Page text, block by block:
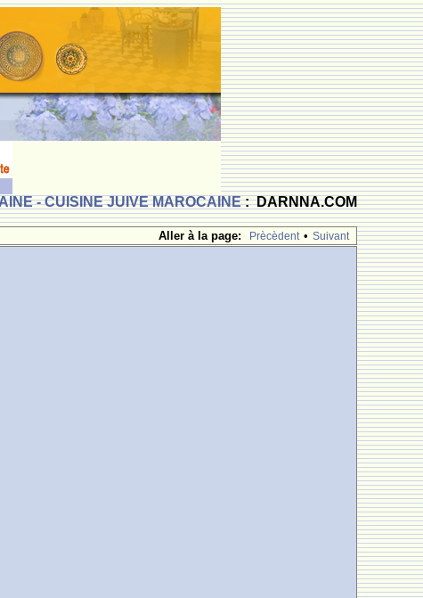
- CUISINE JUIVE MAROCAINE: DARNNA.COM
Aller à la page:
Prècèdent • Suivant